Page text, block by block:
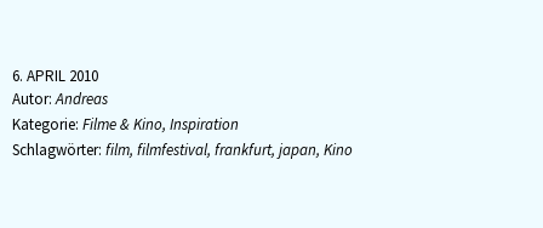
6. APRIL 2010
Autor:Andreas
Kategorie: Filme & Kino, Inspiration
Schlagwörter: film, filmfestival, frankfurt, japan, Kino